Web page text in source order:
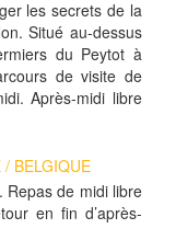
les secrets de la
Situé au-dessus
du Peytot à
de visite de
Après-midi libre
BELGIQUE
Repas de midi libre
en fin d’après-